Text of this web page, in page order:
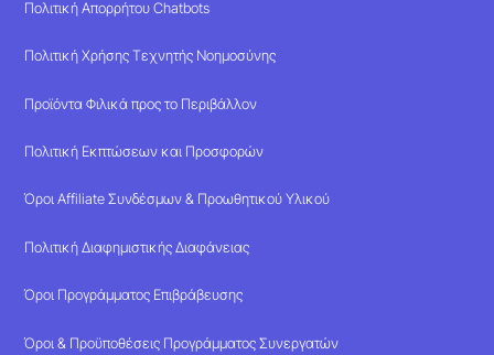
Πολιτική Απορρήτου Chatbots
Πολιτική Χρήσης Τεχνητής Νοημοσύνης
Προϊόντα Φιλικά προς το Περιβάλλον
Πολιτική Εκπτώσεων και Προσφορών
Όροι Affiliate Συνδέσμων & Προωθητικού Υλικού
Πολιτική Διαφημιστικής Διαφάνειας
Όροι Προγράμματος Επιβράβευσης
Όροι & Προϋποθέσεις Προγράμματος Συνεργατών